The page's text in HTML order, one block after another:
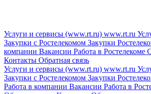
Услуги и сервисы (www.rt.ru) www.rt.ru
Закупки с Ростелекомом Закупки
компании Вакансии Работа в Ростелекоме
Контакты Обратная связь
Услуги и сервисы (www.rt.ru) www.rt.ru
Закупки с Ростелекомом Закупки
Работа в компании Вакансии Работа в